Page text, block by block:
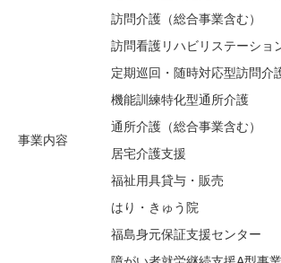
事業内容
訪問介護（総合事業含む）
訪問看護リハビリステーショ
定期巡回・随時対応型訪問介
機能訓練特化型通所介護
通所介護（総合事業含む）
居宅介護支援
福祉用具貸与・販売
はり・きゅう院
福島身元保証支援センター